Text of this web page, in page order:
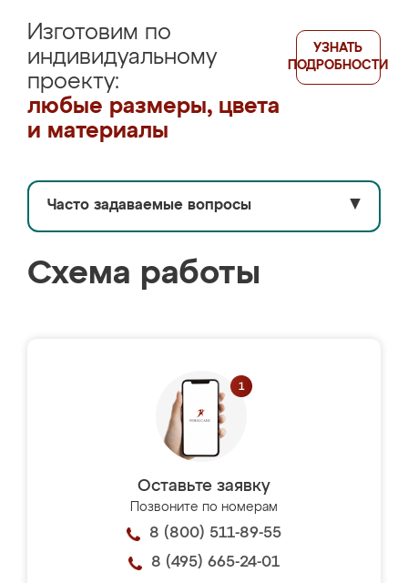
Изготовим по
индивидуальному
проекту:
любые размеры, цвета
и материалы
УЗНАТЬ
ПОДРОБНОСТИ
Часто задаваемые вопросы ▼
Схема работы
Оставьте заявку
Позвоните по номерам
8 (800) 511-89-55
8 (495) 665-24-01